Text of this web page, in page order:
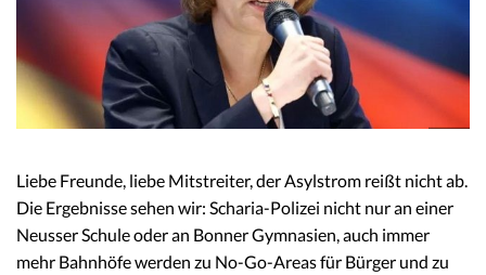
Liebe Freunde, liebe Mitstreiter, der Asylstrom reißt nicht ab.
Die Ergebnisse sehen wir: Scharia-Polizei nicht nur an einer
Neusser Schule oder an Bonner Gymnasien, auch immer
mehr Bahnhöfe werden zu No-Go-Areas für Bürger und zu